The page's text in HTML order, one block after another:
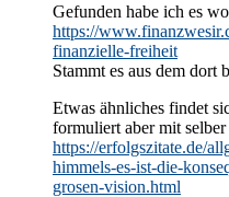
Gefunden habe ich es
https://
finanzielle-freiheit
Stammt es aus dem dort
Etwas ähnliches findet
formuliert aber mit selber
https://erfolgszitate.de/
himmels-es-ist-die-
grosen-vision.html